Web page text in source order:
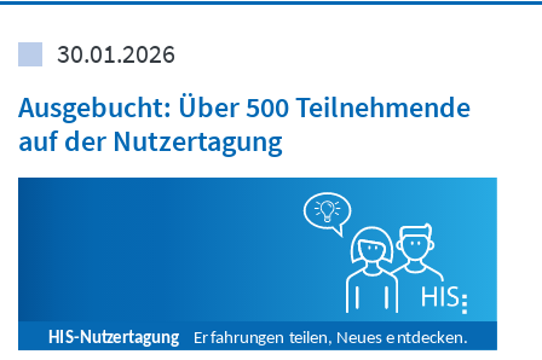
30.01.2026
Ausgebucht: Über 500 Teilnehmende
auf der Nutzertagung